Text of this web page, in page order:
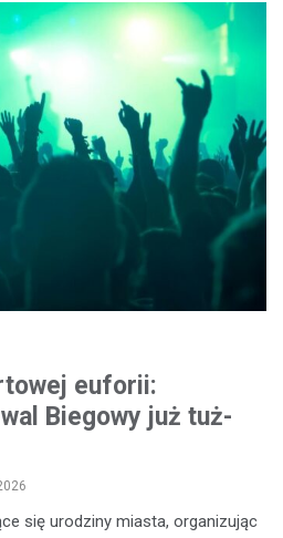
euforii:
Biegowy już tuż-
się urodziny miasta, organizując